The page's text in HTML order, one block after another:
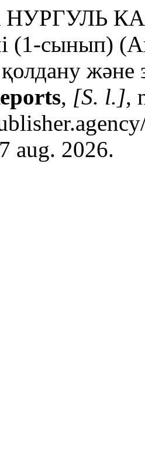
(1-сынып)
және
, [S. l.],
aug. 2026.